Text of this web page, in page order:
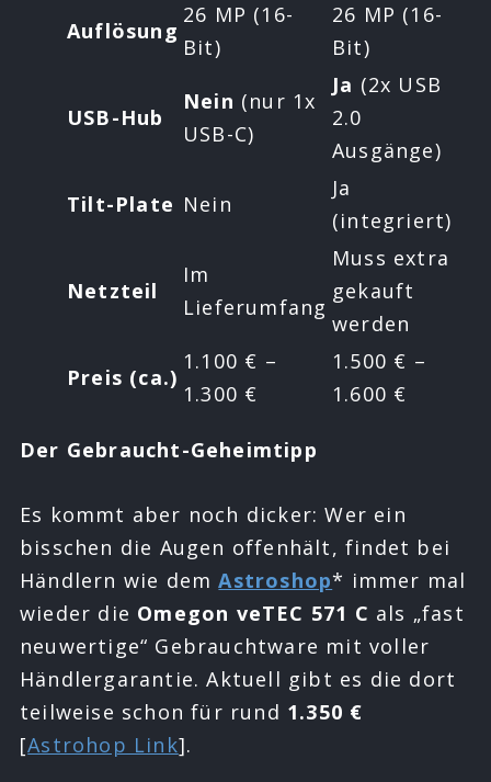
Auflösung
26 MP (16-
Bit)
26 MP (16-
Bit)
USB-Hub
Nein (nur 1x
USB-C)
Ja (2x USB
2.0
Ausgänge)
Tilt-Plate Nein
Ja
(integriert)
Netzteil
Im
Lieferumfang
Muss extra
gekauft
werden
Preis (ca.)
1.100 € –
1.300 €
1.500 € –
1.600 €
Der Gebraucht-Geheimtipp
Es kommt aber noch dicker: Wer ein
bisschen die Augen offenhält, findet bei
Händlern wie demAstroshop* immer mal
wieder die Omegon veTEC 571 C als „fast
neuwertige“ Gebrauchtware mit voller
Händlergarantie. Aktuell gibt es die dort
teilweise schon für rund 1.350 €
[Astrohop Link].